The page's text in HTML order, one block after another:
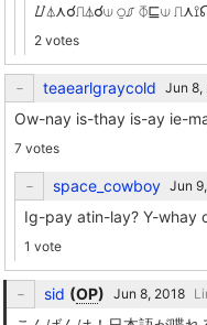
⌰⏃⋏☌⎍⏃☌⟒ ⍜⎎ ⏁⊑⟒
2 votes
teaearlgraycold
Ow-nay is-thay is-ay ie-
7 votes
space_cowboy
Ig-pay atin-lay? Y-whay
1 vote
sid (OP)